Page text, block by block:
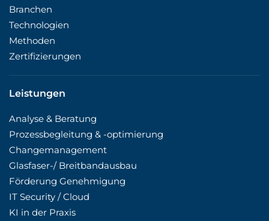
Branchen
Technologien
Methoden
Zertifizierungen
Leistungen
Analyse & Beratung
Prozessbegleitung & -optimierung
Changemanagement
Glasfaser-/ Breitbandausbau
Förderung Genehmigung
IT Security / Cloud
KI in der Praxis